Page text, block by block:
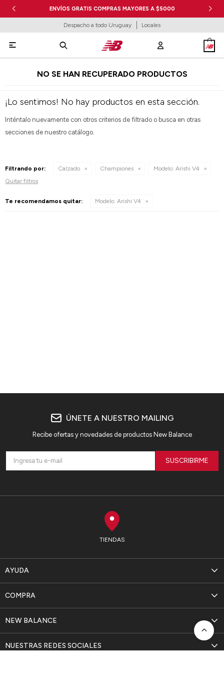
ENVÍOS GRATIS COMPRAS MAYORES A $5000
Despacho a todo Uruguay Locales

NO SE HAN RECUPERADO PRODUCTOS
¡Lo sentimos! No hay productos en esta sección.
Inténtalo nuevamente con otros criterios de filtrado o busca en otras
secciones de nuestro catálogo.
Filtrando por: Calzado Championes Modelo: Arishi V4
Quitar filtros
Te recomendamos quitar: Modelo: Arishi V4
TIENDAS
AYUDA
NEW BALANCE
COMPRA
NUESTRAS REDES SOCIALES
ÚNETE A NUESTRO MAILING
Recibe ofertas y novedades de productos New Balance
SUSCRIBIRME